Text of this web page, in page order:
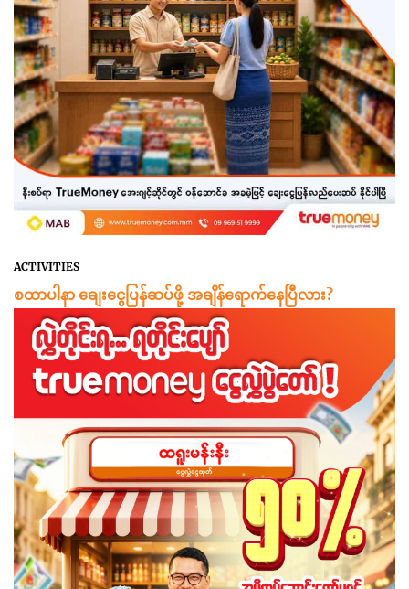
ACTIVITIES
စထာပါနာ ချေးငွေပြန်ဆပ်ဖို့ အချိန်ရောက်နေပြီလား?